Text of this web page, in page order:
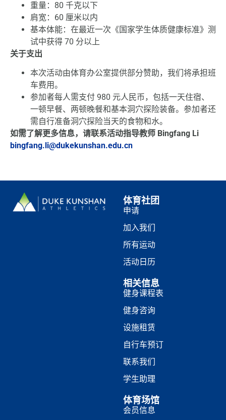
重量：80 千克以下
肩宽：60 厘米以内
基本体能：在最近一次《国家学生体质健康标准》测
试中获得 70 分以上
关于支出
本次活动由体育办公室提供部分赞助，我们将承担班
车费用。
参加者每人需支付 980 元人民币，包括一天住宿、
一顿早餐、两顿晚餐和基本洞穴探险装备。参加者还
需自行准备洞穴探险当天的食物和水。
如需了解更多信息，请联系活动指导教师 Bingfang Li
bingfang.li@dukekunshan.edu.cn
体育社团
申请
加入我们
所有运动
活动日历
相关信息
健身课程表
健身咨询
设施租赁
自行车预订
联系我们
学生助理
体育场馆
会员信息